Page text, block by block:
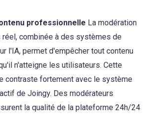
professionnelle La modération
réel, combinée à des systèmes de
l'IA, permet d'empêcher tout contenu
n'atteigne les utilisateurs. Cette
contraste fortement avec le système
de Joingy. Des modérateurs
la qualité de la plateforme 24h/24